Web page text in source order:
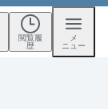
閲覧履
歴
メ
ニュー